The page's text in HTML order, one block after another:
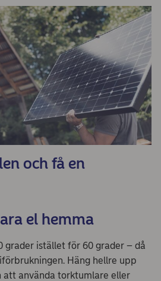
och få en
el hemma
grader istället för 60 grader – då
Häng hellre upp
använda torktumlare eller